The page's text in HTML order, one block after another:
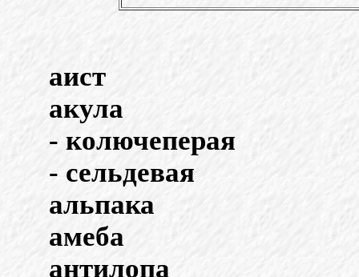
аист
акула
- колючеперая
- сельдевая
альпака
амеба
антилопа